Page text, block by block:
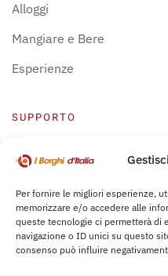
Per fornire le migliori esperienze,
memorizzare e/o accedere alle
queste tecnologie ci permetterà di
navigazione o ID unici su questo
consenso può influire
Alloggi
Mangiare e Bere
Esperienze
SUPPORTO
Centro Supporto
Leggi Bochure